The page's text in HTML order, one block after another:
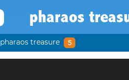
pharaos
pharaos treasure 5